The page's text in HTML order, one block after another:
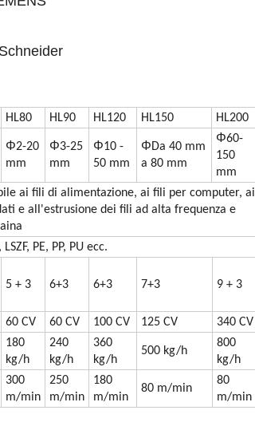
HL80 HL90 HL120 HL150 HL200
Φ2-20
mm
Φ3-25
mm
Φ10 -
50 mm
ΦDa 40 mm
a 80 mm
Φ60-
150
mm
ai fili di alimentazione, ai fili per computer, ai
e all'estrusione dei fili ad alta frequenza e
LSZF, PE, PP, PU ecc.
5 + 3 6+3 6+3 7+3 9 + 3
60 CV 60 CV 100 CV 125 CV 340 CV
180
kg/h
240
kg/h
360
kg/h
500 kg/h
800
kg/h
300
m/min
250
m/min
180
m/min
80 m/min
80
m/min